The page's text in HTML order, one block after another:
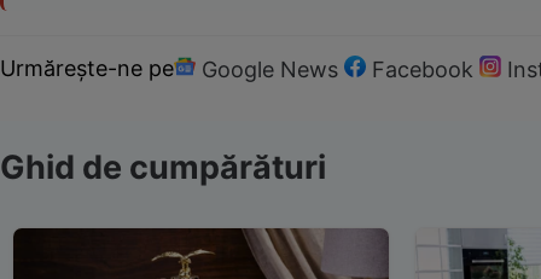
Urmărește-ne pe Google News Facebook
Ghid de cumpărături